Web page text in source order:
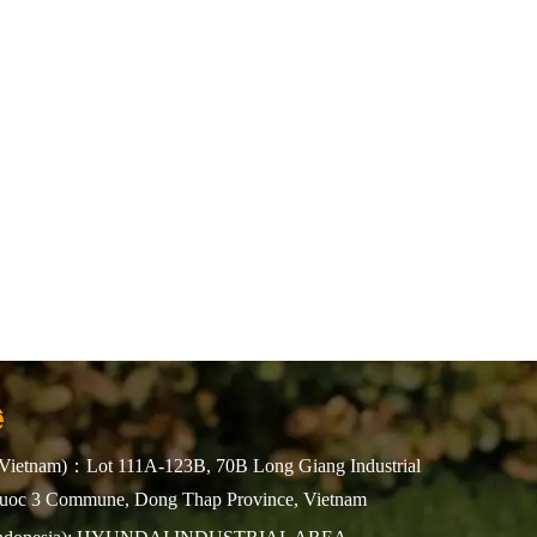
：Lot 111A-123B, 70B Long Giang Industrial
3 Commune, Dong Thap Province, Vietnam